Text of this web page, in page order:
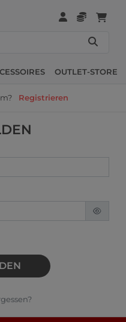
OUTLET-STORE
Registrieren